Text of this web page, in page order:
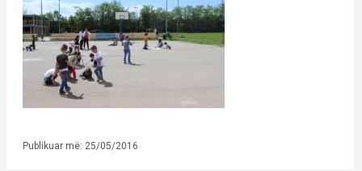
Publikuar më: 25/05/2016